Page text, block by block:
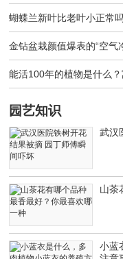
蝴蝶兰新叶比老叶小正常
金钻盆栽颜值爆表的“空气
能活100年的植物是什么
园艺知识
山茶
小蓝